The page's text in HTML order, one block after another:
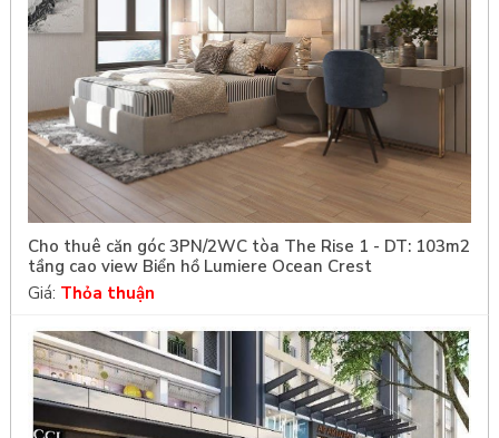
Cho thuê căn góc 3PN/2WC tòa The Rise 1 - DT: 103m2
tầng cao view Biển hồ Lumiere Ocean Crest
Giá: Thỏa thuận